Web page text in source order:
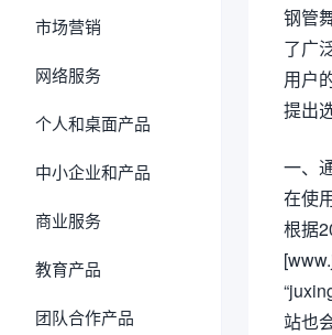
市场营销
网络服务
个人和桌面产品
中小企业和产品
商业服务
教育产品
团队合作产品
钢管
了广
用户
提出
一、
在使
根据
站也